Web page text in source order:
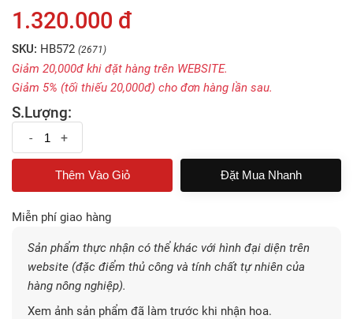
1.320.000 đ
SKU: HB572 (2671)
Giảm 20,000đ khi đặt hàng trên WEBSITE.
Giảm 5% (tối thiếu 20,000đ) cho đơn hàng lần sau.
S.Lượng:
- +
Đặt Mua Nhanh
Miễn phí giao hàng
Sản phẩm thực nhận có thể khác với hình đại diện trên
website (đặc điểm thủ công và tính chất tự nhiên của
hàng nông nghiệp).
Xem ảnh sản phẩm đã làm trước khi nhận hoa.